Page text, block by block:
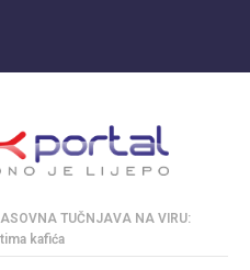
TUČNJAVA NA VIRU:
kafića